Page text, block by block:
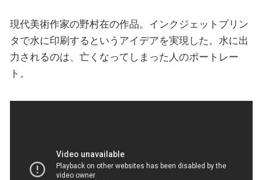
現代美術作家の野村在の作品。インクジェットプリン
タで水に印刷するというアイデアを実現した。水に出
力されるのは、亡くなってしまった人のポートレー
ト。